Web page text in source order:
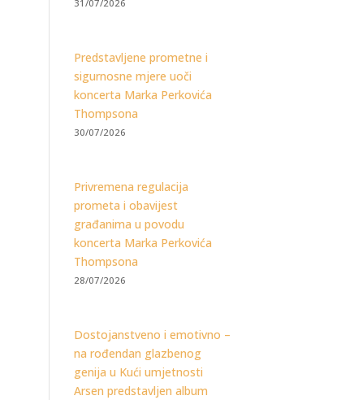
31/07/2026
Predstavljene prometne i
sigurnosne mjere uoči
koncerta Marka Perkovića
Thompsona
30/07/2026
Privremena regulacija
prometa i obavijest
građanima u povodu
koncerta Marka Perkovića
Thompsona
28/07/2026
Dostojanstveno i emotivno –
na rođendan glazbenog
genija u Kući umjetnosti
Arsen predstavljen album